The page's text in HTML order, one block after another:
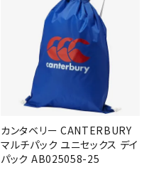
カンタベリー CANTERBURY
マルチパック ユニセックス デイ
パック AB025058-25